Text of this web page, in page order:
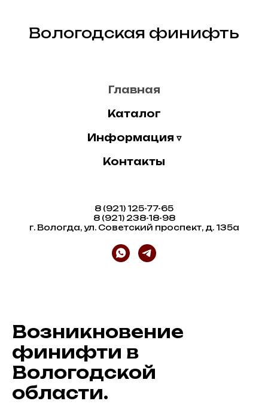
Вологодская финифть
Главная
Каталог
Информация ▿
Контакты
8 (921) 125-77-65
8 (921) 238-18-98
г. Вологда, ул. Советский проспект, д. 135а
Возникновение
финифти в
Вологодской
области.